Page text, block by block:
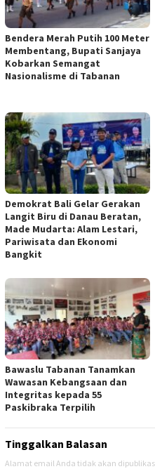
Bendera Merah Putih 100 Meter
Membentang, Bupati Sanjaya
Kobarkan Semangat
Nasionalisme di Tabanan
Demokrat Bali Gelar Gerakan
Langit Biru di Danau Beratan,
Made Mudarta: Alam Lestari,
Pariwisata dan Ekonomi
Bangkit
Bawaslu Tabanan Tanamkan
Wawasan Kebangsaan dan
Integritas kepada 55
Paskibraka Terpilih
Tinggalkan Balasan
Alamat email Anda tidak akan